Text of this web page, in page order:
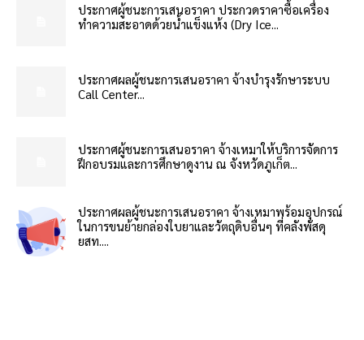
ประกาศผู้ชนะการเสนอราคา ประกวดราคาซื้อเครื่อง
ทำความสะอาดด้วยน้ำแข็งแห้ง (Dry Ice...
ประกาศผลผู้ชนะการเสนอราคา จ้างบำรุงรักษาระบบ
Call Center...
ประกาศผู้ชนะการเสนอราคา จ้างเหมาให้บริการจัดการ
ฝึกอบรมและการศึกษาดูงาน ณ จังหวัดภูเก็ต...
ประกาศผลผู้ชนะการเสนอราคา จ้างเหมาพร้อมอุปกรณ์
ในการขนย้ายกล่องใบยาและวัตถุดิบอื่นๆ ที่คลังพัสดุ
ยสท....